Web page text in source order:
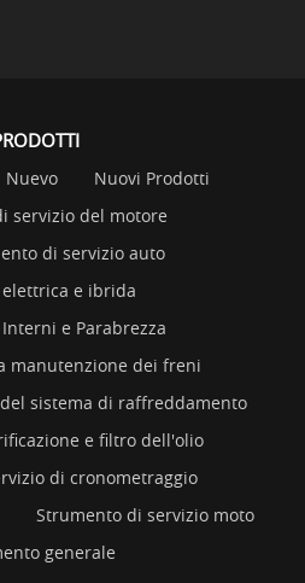
Nuovi Prodotti
servizio del motore
di servizio auto
e ibrida
e Parabrezza
manutenzione dei freni
sistema di raffreddamento
e filtro dell'olio
di cronometraggio
Strumento di servizio moto
generale